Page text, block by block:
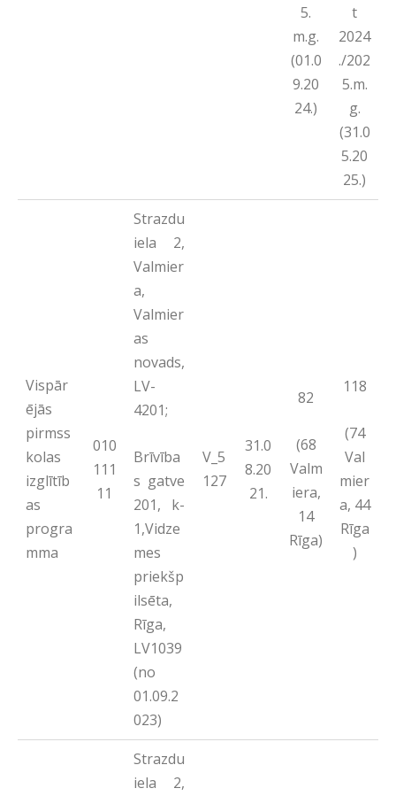
5.
m.g.
(01.0
9.20
24.)
t
2024
./202
5.m.
g.
(31.0
5.20
25.)
Vispār
ējās
pirmss
kolas
izglītīb
as
progra
mma
010
111
11
Strazdu
iela 2,
Valmier
a,
Valmier
as
novads,
LV-
4201;
Brīvība
s gatve
201, k-
1,Vidze
mes
priekšp
ilsēta,
Rīga,
LV1039
(no
01.09.2
023)
V_5
127
31.0
8.20
21.
82
(68
Valm
iera,
14
Rīga)
118
(74
Val
mier
a, 44
Rīga
)
Strazdu
iela 2,